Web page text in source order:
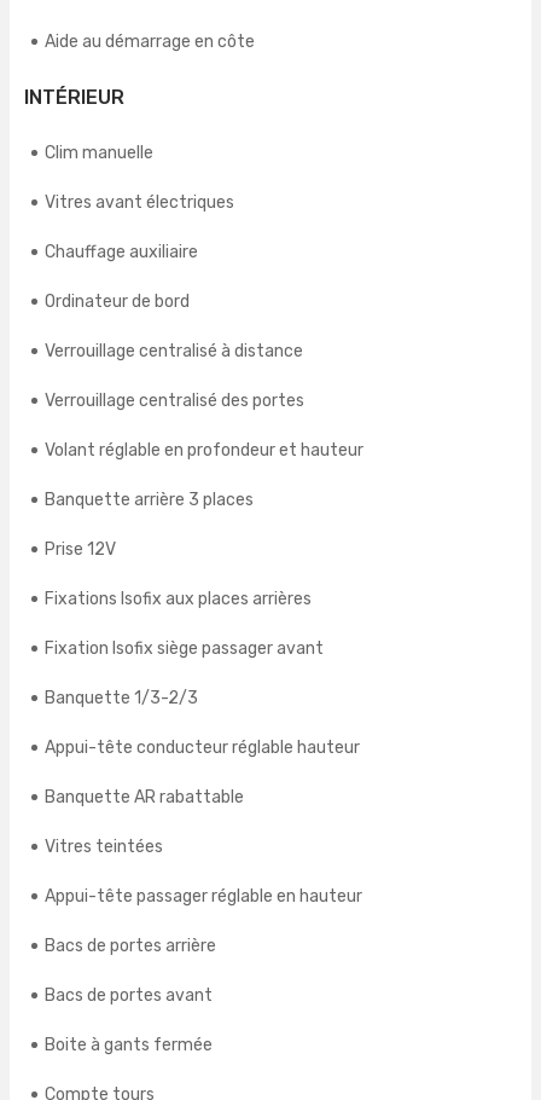
Aide au démarrage en côte
INTÉRIEUR
Clim manuelle
Vitres avant électriques
Chauffage auxiliaire
Ordinateur de bord
Verrouillage centralisé à distance
Verrouillage centralisé des portes
Volant réglable en profondeur et hauteur
Banquette arrière 3 places
Prise 12V
Fixations Isofix aux places arrières
Fixation Isofix siège passager avant
Banquette 1/3-2/3
Appui-tête conducteur réglable hauteur
Banquette AR rabattable
Vitres teintées
Appui-tête passager réglable en hauteur
Bacs de portes arrière
Bacs de portes avant
Boite à gants fermée
Compte tours